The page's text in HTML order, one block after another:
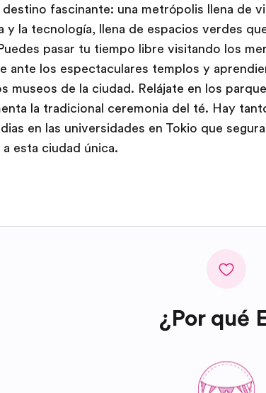
destino fascinante: una metrópolis llena de
y la tecnología, llena de espacios verdes
pasar tu tiempo libre visitando los
ante los espectaculares templos y
museos de la ciudad. Relájate en los
la tradicional ceremonia del té. Hay
en las universidades en Tokio que
esta ciudad única.
¿Por qué